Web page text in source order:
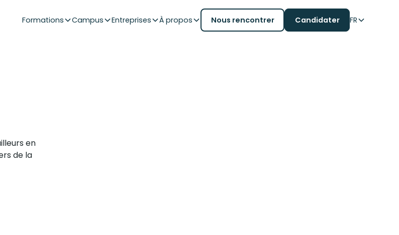
Formations Campus Entreprises À propos Nous rencontrer Candidater FR
en
de la